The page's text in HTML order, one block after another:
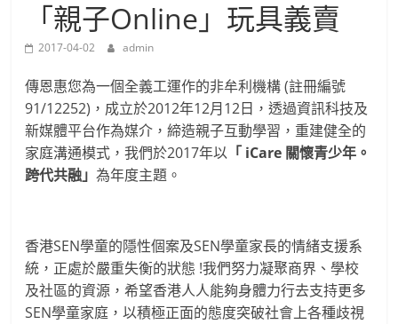
「親子Online」玩具義賣
2017-04-02 admin
傳恩惠您為一個全義工運作的非牟利機構 (註冊編號
91/12252)，成立於2012年12月12日，透過資訊科技及
新媒體平台作為媒介，締造親子互動學習，重建健全的
家庭溝通模式，我們於2017年以 「 iCare 關懷青少年。
跨代共融」為年度主題。
香港SEN學童的隱性個案及SEN學童家長的情緒支援系
統，正處於嚴重失衡的狀態 !我們努力凝聚商界、學校
及社區的資源，希望香港人人能夠身體力行去支持更多
SEN學童家庭，以積極正面的態度突破社會上各種歧視